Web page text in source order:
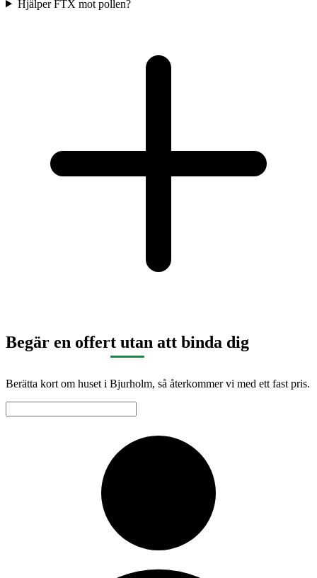
Hjälper FTX mot pollen?
Begär en offert utan att binda dig
Berätta kort om huset i Bjurholm, så återkommer vi med ett fast pris.